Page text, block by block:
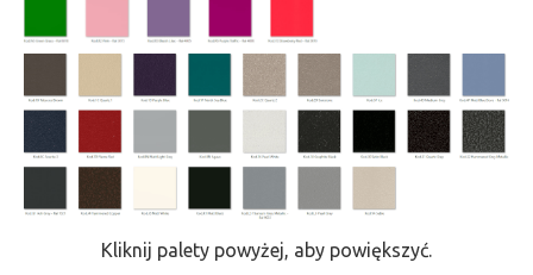
Kliknij palety powyżej, aby powiększyć.